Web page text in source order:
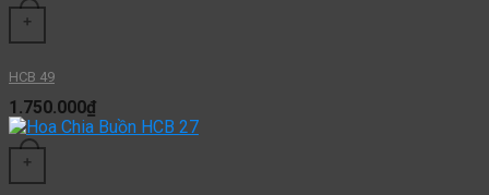
+
HCB 49
1.750.000₫
+